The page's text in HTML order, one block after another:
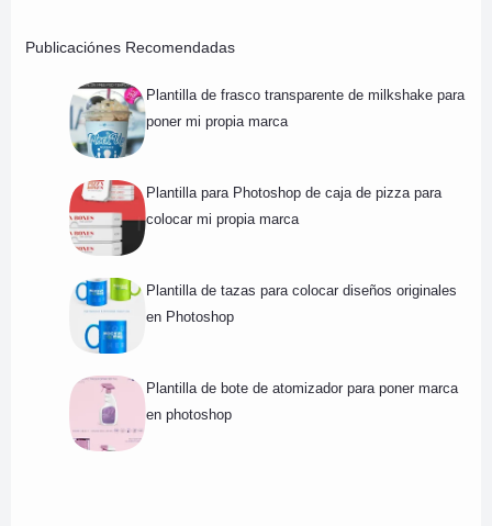
Publicaciónes Recomendadas
Plantilla de frasco transparente de milkshake para
poner mi propia marca
Plantilla para Photoshop de caja de pizza para
colocar mi propia marca
Plantilla de tazas para colocar diseños originales
en Photoshop
Plantilla de bote de atomizador para poner marca
en photoshop